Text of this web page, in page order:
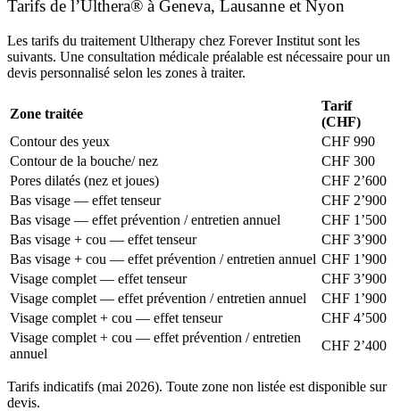
Tarifs de l’Ulthera® à Geneva, Lausanne et Nyon
Les tarifs du traitement Ultherapy chez Forever Institut sont les
suivants. Une consultation médicale préalable est nécessaire pour un
devis personnalisé selon les zones à traiter.
Zone traitée
Tarif
(CHF)
Contour des yeux
CHF 990
Contour de la bouche/ nez
CHF 300
Pores dilatés (nez et joues)
CHF 2’600
Bas visage — effet tenseur
CHF 2’900
Bas visage — effet prévention / entretien annuel
CHF 1’500
Bas visage + cou — effet tenseur
CHF 3’900
Bas visage + cou — effet prévention / entretien annuel CHF 1’900
Visage complet — effet tenseur
CHF 3’900
Visage complet — effet prévention / entretien annuel
CHF 1’900
Visage complet + cou — effet tenseur
CHF 4’500
Visage complet + cou — effet prévention / entretien
annuel
CHF 2’400
Tarifs indicatifs (mai 2026). Toute zone non listée est disponible sur
devis.